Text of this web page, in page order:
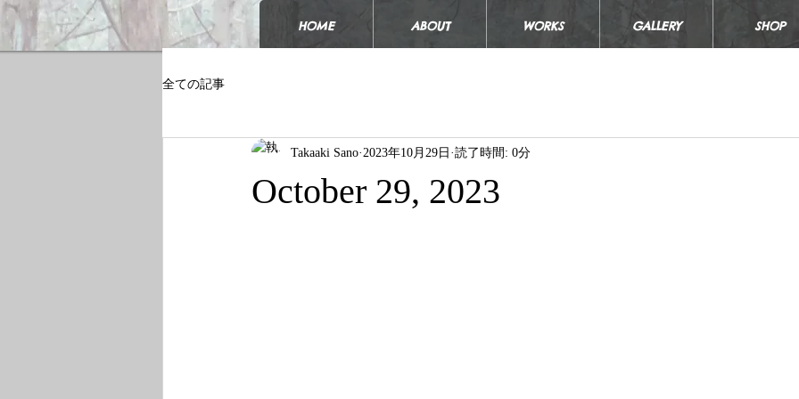
HOME ABOUT WORKS GALLERY SHOP
全ての記事
October 29, 2023
Takaaki Sano 2023年10月29日 読了時間: 0分